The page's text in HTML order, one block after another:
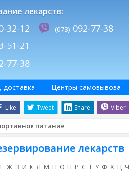
лекарств:
32-12
51-21
77-38
(073) 092-77-38
Like Tweet Share Viber
доставка Центры самовывоза
питание
лекарств
Е Ж З И К Л М Н О П Р С Т У Ф Х Ц Ч